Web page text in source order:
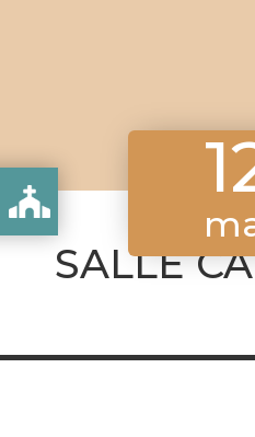
SALLE